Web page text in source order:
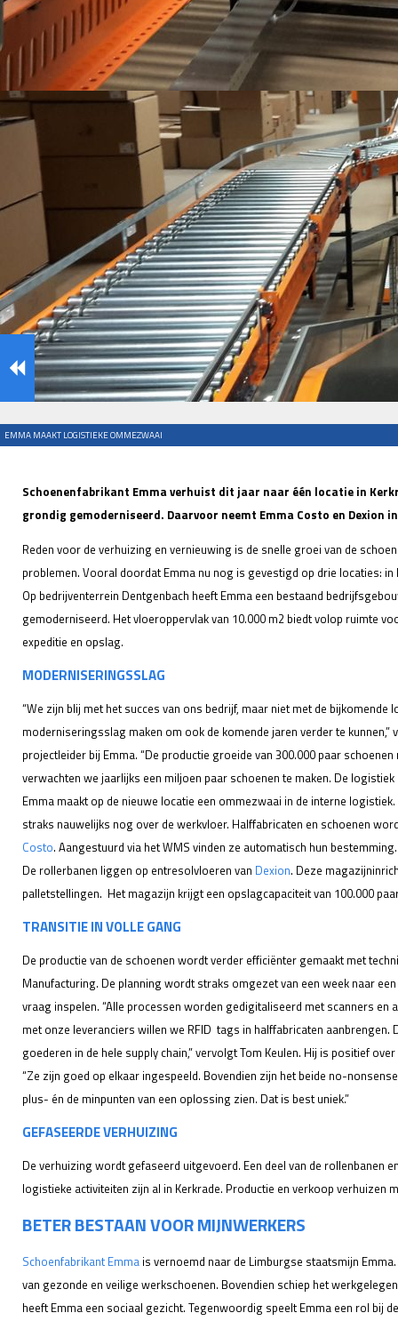
EMMA MAAKT LOGISTIEKE OMMEZWAAI
Schoenenfabrikant Emma verhuist dit jaar naar één locatie in
grondig gemoderniseerd. Daarvoor neemt Emma Costo en Dexion
Reden voor de verhuizing en vernieuwing is de snelle groei van de
problemen. Vooral doordat Emma nu nog is gevestigd op drie locaties:
Op bedrijventerrein Dentgenbach heeft Emma een bestaand
gemoderniseerd. Het vloeroppervlak van 10.000 m2 biedt volop ruimte
expeditie en opslag.
MODERNISERINGSSLAG
“We zijn blij met het succes van ons bedrijf, maar niet met de bijkomende
moderniseringsslag maken om ook de komende jaren verder te
projectleider bij Emma. “De productie groeide van 300.000 paar
verwachten we jaarlijks een miljoen paar schoenen te maken. De
Emma maakt op de nieuwe locatie een ommezwaai in de interne
straks nauwelijks nog over de werkvloer. Halffabricaten en schoenen
Costo. Aangestuurd via het WMS vinden ze automatisch hun bestemming.
De rollerbanen liggen op entresolvloeren van Dexion. Deze
palletstellingen. Het magazijn krijgt een opslagcapaciteit van 100.000
TRANSITIE IN VOLLE GANG
De productie van de schoenen wordt verder efficiënter gemaakt met
Manufacturing. De planning wordt straks omgezet van een week naar
vraag inspelen. “Alle processen worden gedigitaliseerd met scanners en
met onze leveranciers willen we RFID tags in halffabricaten
goederen in de hele supply chain,” vervolgt Tom Keulen. Hij is positief
“Ze zijn goed op elkaar ingespeeld. Bovendien zijn het beide no-
plus- én de minpunten van een oplossing zien. Dat is best uniek.”
GEFASEERDE VERHUIZING
De verhuizing wordt gefaseerd uitgevoerd. Een deel van de rollenbanen
logistieke activiteiten zijn al in Kerkrade. Productie en verkoop verhuizen
BETER BESTAAN VOOR MIJNWERKERS
Schoenfabrikant Emma is vernoemd naar de Limburgse staatsmijn
van gezonde en veilige werkschoenen. Bovendien schiep het
heeft Emma een sociaal gezicht. Tegenwoordig speelt Emma een rol bij